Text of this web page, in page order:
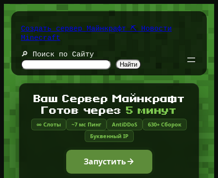
содержимому
Создать сервер Майнкрафт ⛏️ Новости
Minecraft
🔎 Поиск по Сайту
Найти
Ваш Сервер Майнкрафт
Готов через 5 минут
∞ Слоты ~7 мс Пинг AntiDDoS
630+ Сборок
Буквенный IP
Запустить